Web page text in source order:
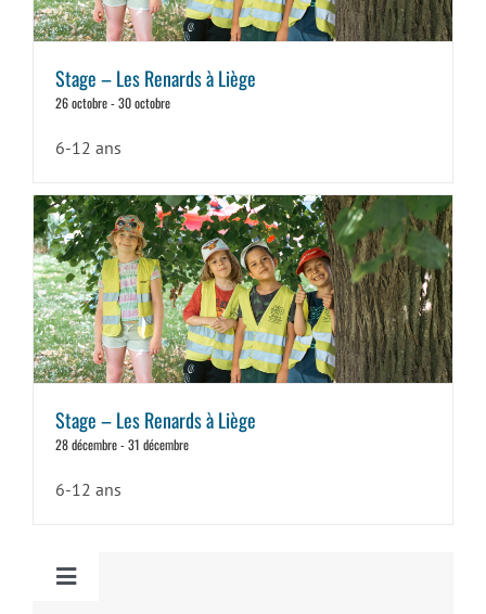
Stage – Les Renards à Liège
26 octobre-30 octobre
6-12 ans
Stage – Les Renards à Liège
28 décembre-31 décembre
6-12 ans
Toggle